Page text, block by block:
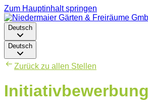
Zum Hauptinhalt springen
Deutsch
Deutsch
Zurück zu allen Stellen
Initiativbewerbung